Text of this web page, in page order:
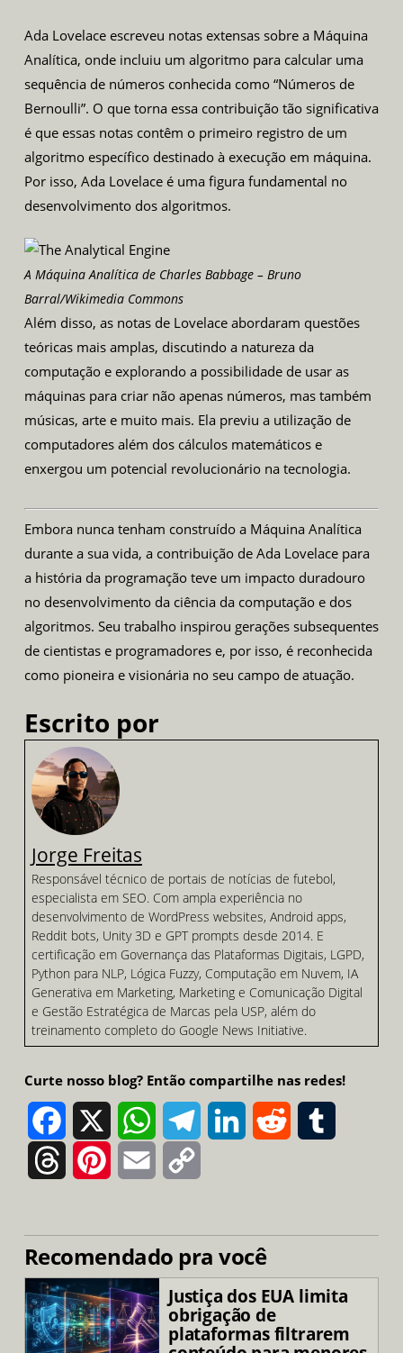
Ada Lovelace escreveu notas extensas sobre a Máquina
Analítica, onde incluiu um algoritmo para calcular uma
sequência de números conhecida como “Números de
Bernoulli”. O que torna essa contribuição tão significativa
é que essas notas contêm o primeiro registro de um
algoritmo específico destinado à execução em máquina.
Por isso, Ada Lovelace é uma figura fundamental no
desenvolvimento dos algoritmos.
A Máquina Analítica de Charles Babbage – Bruno
Barral/Wikimedia Commons
Além disso, as notas de Lovelace abordaram questões
teóricas mais amplas, discutindo a natureza da
computação e explorando a possibilidade de usar as
máquinas para criar não apenas números, mas também
músicas, arte e muito mais. Ela previu a utilização de
computadores além dos cálculos matemáticos e
enxergou um potencial revolucionário na tecnologia.
Embora nunca tenham construído a Máquina Analítica
durante a sua vida, a contribuição de Ada Lovelace para
a história da programação teve um impacto duradouro
no desenvolvimento da ciência da computação e dos
algoritmos. Seu trabalho inspirou gerações subsequentes
de cientistas e programadores e, por isso, é reconhecida
como pioneira e visionária no seu campo de atuação.
Escrito por
Jorge Freitas
Responsável técnico de portais de notícias de futebol,
especialista em SEO. Com ampla experiência no
desenvolvimento de WordPress websites, Android apps,
Reddit bots, Unity 3D e GPT prompts desde 2014. E
certificação em Governança das Plataformas Digitais, LGPD,
Python para NLP, Lógica Fuzzy, Computação em Nuvem, IA
Generativa em Marketing, Marketing e Comunicação Digital
e Gestão Estratégica de Marcas pela USP, além do
treinamento completo do Google News Initiative.
Curte nosso blog? Então compartilhe nas redes!
Facebook
X WhatsAppTelegramLinkedInRedditTumblr
ThreadsPinterestEmail Copy
Recomendado pra você
Justiça dos EUA limita
obrigação de
plataformas filtrarem